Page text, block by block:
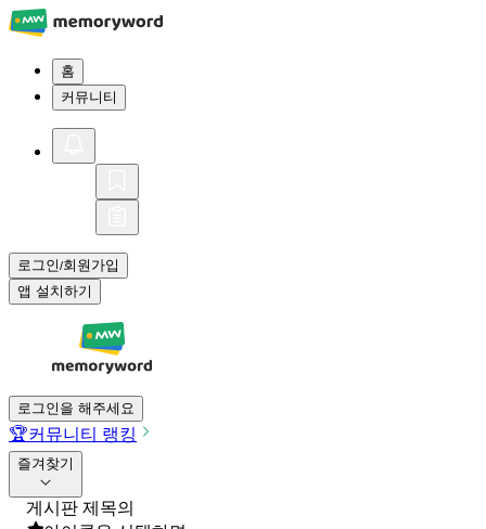
홈
커뮤니티
로그인/회원가입
앱 설치하기
로그인을 해주세요
🏆커뮤니티 랭킹
즐겨찾기
게시판 제목의